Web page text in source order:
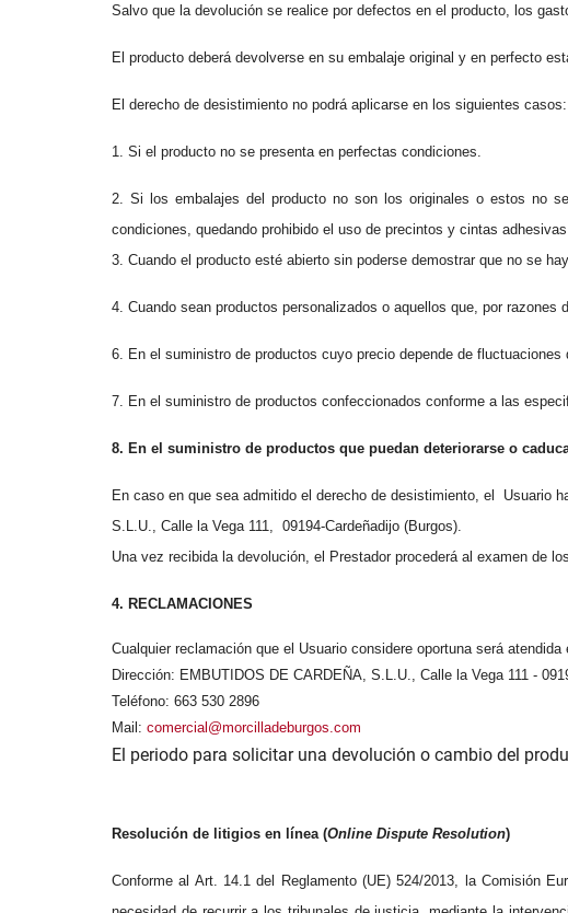
Salvo que la devolución se realice por defectos en el producto, los
El producto deberá devolverse en su embalaje original y en perfecto
El derecho de desistimiento no podrá aplicarse en los siguientes casos:
1. Si el producto no se presenta en perfectas condiciones.
2. Si los embalajes del producto no son los originales o estos no
condiciones, quedando prohibido el uso de precintos y cintas
3. Cuando el producto esté abierto sin poderse demostrar que no se
4. Cuando sean productos personalizados o aquellos que, por
6. En el suministro de productos cuyo precio depende de
7. En el suministro de productos confeccionados conforme a las
8. En el suministro de productos que puedan deteriorarse o
En caso en que sea admitido el derecho de desistimiento, el
Usuario
S.L.U., Calle la Vega 111,
09194-Cardeñadijo (Burgos).
Una vez recibida la devolución, el Prestador procederá al examen de
4. RECLAMACIONES
Cualquier reclamación que el Usuario considere oportuna será
Dirección: EMBUTIDOS DE CARDEÑA, S.L.U., Calle la Vega 111 -
Teléfono: 663 530 2896
Mail: comercial@morcilladeburgos.com
El periodo para solicitar una devolución o cambio del
Resolución de litigios en línea (Online Dispute Resolution)
Conforme al Art. 14.1 del Reglamento (UE) 524/2013, la Comisión